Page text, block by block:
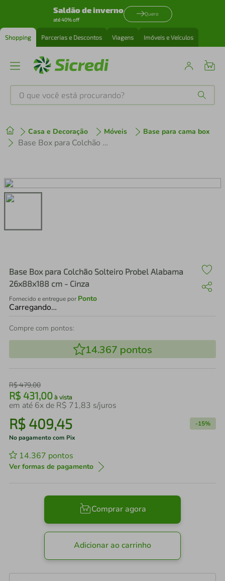
Saldão de inverno
até 40% off
Quero
Shopping Parcerias e Descontos Viagens Imóveis e Veículos
O que você está procurando?
Casa e Decoração Móveis Base para cama box
Base Box para Colchão Solteiro Probel Alabama 26x88x188 cm - Cinza
Base Box para Colchão Solteiro Probel Alabama
26x88x188 cm - Cinza
Fornecido e entregue por Ponto
Carregando…
Compre com pontos:
14.367 pontos
R$479,00
R$ 431,00 à vista
em até 6x de R$ 71,83 s/juros
R$ 409,45 -15%
No pagamento com Pix
14.367 pontos
Ver formas de pagamento
Comprar agora
Adicionar ao carrinho
1º tenis